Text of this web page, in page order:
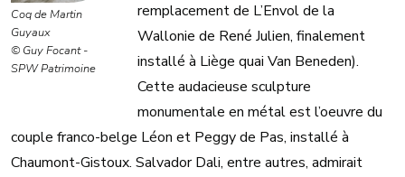
Coq de Martin
Guyaux
© Guy Focant -
SPW Patrimoine
remplacement de L’Envol de la
Wallonie de René Julien, finalement
installé à Liège quai Van Beneden).
Cette audacieuse sculpture
monumentale en métal est l’oeuvre du
couple franco-belge Léon et Peggy de Pas, installé à
Chaumont-Gistoux. Salvador Dali, entre autres, admirait